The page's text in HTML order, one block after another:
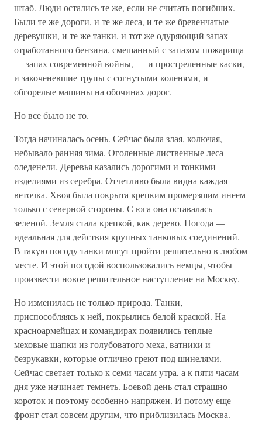
штаб. Люди остались те же, если не считать погибших.
Были те же дороги, и те же леса, и те же бревенчатые
деревушки, и те же танки, и тот же одуряющий запах
отработанного бензина, смешанный с запахом пожарища
— запах современной войны, — и простреленные каски,
и закоченевшие трупы с согнутыми коленями, и
обгорелые машины на обочинах дорог.
Но все было не то.
Тогда начиналась осень. Сейчас была злая, колючая,
небывало ранняя зима. Оголенные лиственные леса
оледенели. Деревья казались дорогими и тонкими
изделиями из серебра. Отчетливо была видна каждая
веточка. Хвоя была покрыта крепким промерзшим инеем
только с северной стороны. С юга она оставалась
зеленой. Земля стала крепкой, как дерево. Погода —
идеальная для действия крупных танковых соединений.
В такую погоду танки могут пройти решительно в любом
месте. И этой погодой воспользовались немцы, чтобы
произвести новое решительное наступление на Москву.
Но изменилась не только природа. Танки,
приспособляясь к ней, покрылись белой краской. На
красноармейцах и командирах появились теплые
меховые шапки из голубоватого меха, ватники и
безрукавки, которые отлично греют под шинелями.
Сейчас светает только к семи часам утра, а к пяти часам
дня уже начинает темнеть. Боевой день стал страшно
короток и поэтому особенно напряжен. И потому еще
фронт стал совсем другим, что приблизилась Москва.